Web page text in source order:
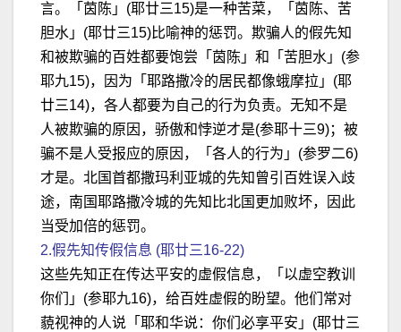
言。「茵陈」(耶廿三15)是一种苦菜，「茵陈、苦
胆水」(耶廿三15)比喻神的惩罚。欺骗人的假先知
和被欺骗的百姓都要饱尝「茵陈」和「苦胆水」(参
耶九15)，因为「耶路撒冷的居民都像蛾摩拉」(耶
廿三14)，各人都要为自己的行为负责。无知不是
人被欺骗的原因，骄傲和悖逆才是(参耶十三9)；被
骗不是人受报应的原因，「各人的行为」(参罗二6)
才是。北国首都撒玛利亚城的先知曾引百姓误入歧
途，南国耶路撒冷城的先知比北国更加败坏，因此
当受加倍的惩罚。
2.假先知传假信息 (耶廿三16-22)
这些先知正在传达平安的虚假信息，「以虚空教训
你们」(参耶九16)，给百姓虚假的盼望。他们常对
藐视神的人说「耶和华说：你们必享平安」(耶廿三